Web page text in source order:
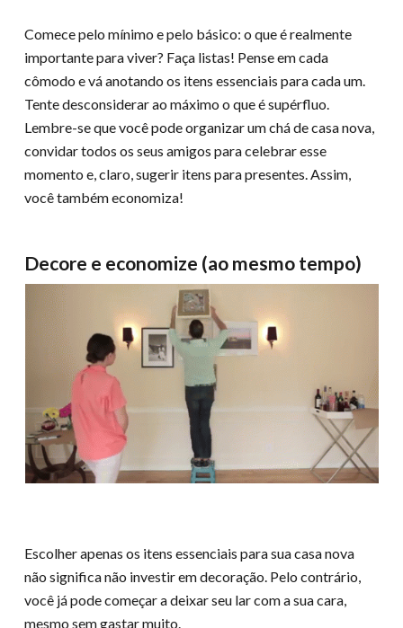
Comece pelo mínimo e pelo básico: o que é realmente
importante para viver? Faça listas! Pense em cada
cômodo e vá anotando os itens essenciais para cada um.
Tente desconsiderar ao máximo o que é supérfluo.
Lembre-se que você pode organizar um chá de casa nova,
convidar todos os seus amigos para celebrar esse
momento e, claro, sugerir itens para presentes. Assim,
você também economiza!
Decore e economize (ao mesmo tempo)
Escolher apenas os itens essenciais para sua casa nova
não significa não investir em decoração. Pelo contrário,
você já pode começar a deixar seu lar com a sua cara,
mesmo sem gastar muito.